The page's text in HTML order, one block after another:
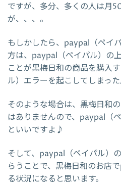
ですが、多分、多くの人は月
が、、、。
もしかしたら、paypal（ペイ
方は、paypal（ペイパル）の
ことが黒梅日和の商品を購入
ル）エラーを起こしてしまっ
そのような場合は、黒梅日和
はありませんので、paypal（
といいですよ♪
そして、paypal（ペイパル）
らうことで、黒梅日和のお店
る状況になると思います。